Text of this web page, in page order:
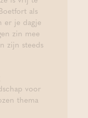
als
er je dagje
zin mee
zijn steeds
voor
thema